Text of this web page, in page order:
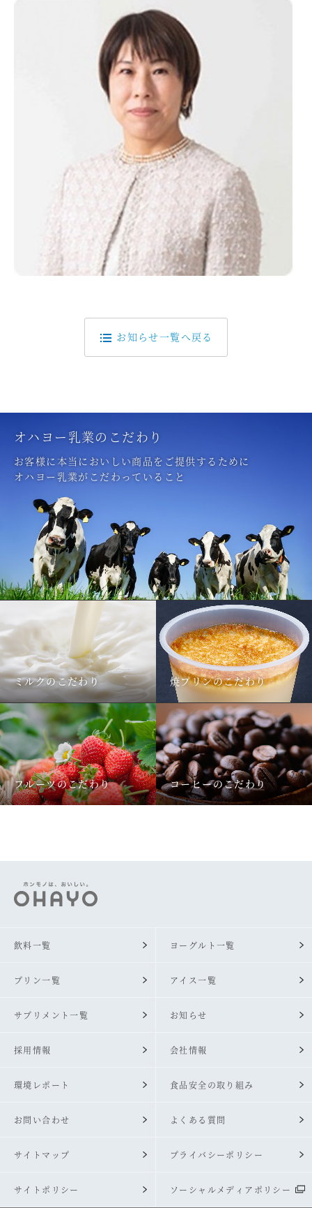
お知らせ一覧へ戻る
オハヨー乳業のこだわり
お客様に本当においしい商品をご提供するために
オハヨー乳業がこだわっていること
ミルクのこだわり 焼プリンのこだわり
フルーツのこだわり コーヒーのこだわり
飲料一覧 ヨーグルト一覧
プリン一覧 アイス一覧
サプリメント一覧 お知らせ
採用情報 会社情報
環境レポート 食品安全の取り組み
お問い合わせ よくある質問
サイトマップ プライバシーポリシー
サイトポリシー ソーシャルメディアポリシー